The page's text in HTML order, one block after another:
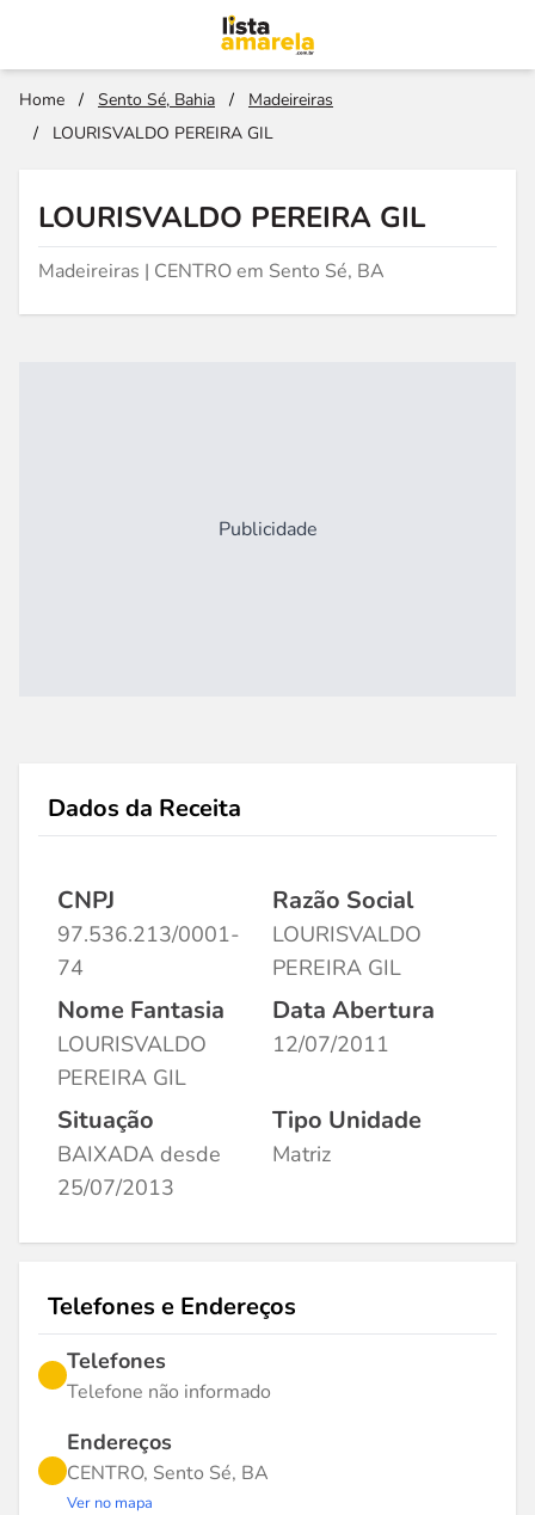
Home / Sento Sé, Bahia /
Madeireiras
/
LOURISVALDO PEREIRA GIL
LOURISVALDO PEREIRA GIL
Madeireiras | CENTRO em Sento Sé, BA
Publicidade
Dados da Receita
CNPJ
97.536.213/0001-
74
Razão Social
LOURISVALDO
PEREIRA GIL
Nome Fantasia
LOURISVALDO
PEREIRA GIL
Data Abertura
12/07/2011
Situação
BAIXADA desde
25/07/2013
Tipo Unidade
Matriz
Telefones e Endereços
Telefones
Telefone não informado
Endereços
CENTRO, Sento Sé, BA
Ver no mapa